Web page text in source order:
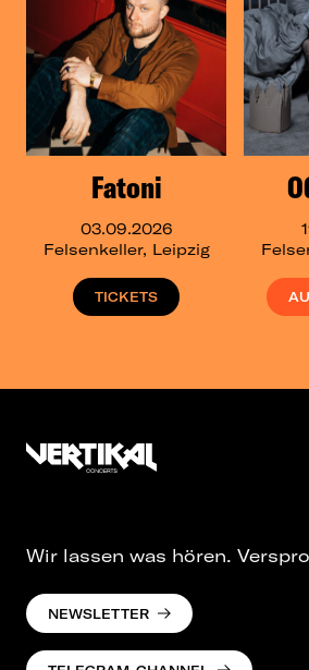
Fatoni
03.09.2026
Felsenkeller, Leipzig
TICKETS
Wir lassen was hören.
NEWSLETTER